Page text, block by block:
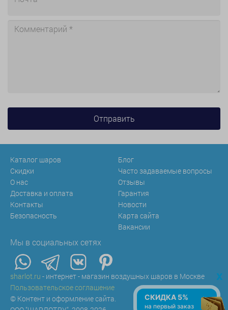
Каталог шаров
Скидки
О нас
Доставка и оплата
Контакты
Безопасность
Блог
Часто задаваемые вопросы
Отзывы
Гарантия
Новости
Карта сайта
Вакансии
Мы в социальных сетях
sharlot.ru - интернет - магазин воздушных шаров в Москве
Пользовательское соглашение
© Контент и оформление сайта.
x
СКИДКА 5%
на первый заказ